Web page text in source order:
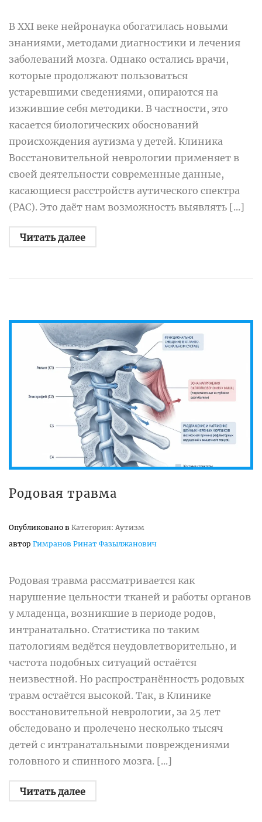
В XXI веке нейронаука обогатилась новыми
знаниями, методами диагностики и лечения
заболеваний мозга. Однако остались врачи,
которые продолжают пользоваться
устаревшими сведениями, опираются на
изжившие себя методики. В частности, это
касается биологических обоснований
происхождения аутизма у детей. Клиника
Восстановительной неврологии применяет в
своей деятельности современные данные,
касающиеся расстройств аутического спектра
(РАС). Это даёт нам возможность выявлять [...]
Читать далее
Родовая травма
Опубликовано в Категория: Аутизм
автор Гимранов Ринат Фазылжанович
Родовая травма рассматривается как
нарушение цельности тканей и работы органов
у младенца, возникшие в периоде родов,
интранатально. Статистика по таким
патологиям ведётся неудовлетворительно, и
частота подобных ситуаций остаётся
неизвестной. Но распространённость родовых
травм остаётся высокой. Так, в Клинике
восстановительной неврологии, за 25 лет
обследовано и пролечено несколько тысяч
детей с интранатальными повреждениями
головного и спинного мозга. [...]
Читать далее